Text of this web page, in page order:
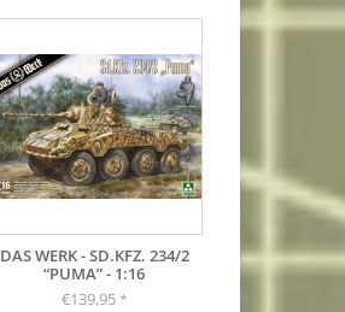
DAS WERK - SD.KFZ. 234/2
“PUMA” - 1:16
€139,95 *